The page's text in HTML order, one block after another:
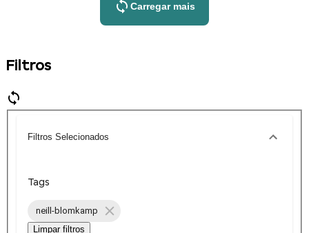
Carregar mais
Filtros
Filtros Selecionados
Tags
neill-blomkamp
Limpar filtros